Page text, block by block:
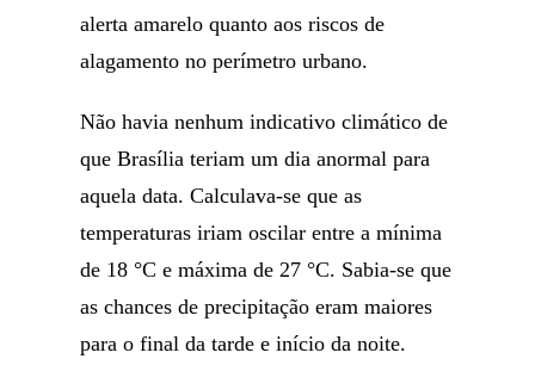
alerta amarelo quanto aos riscos de
alagamento no perímetro urbano.
Não havia nenhum indicativo climático de
que Brasília teriam um dia anormal para
aquela data. Calculava-se que as
temperaturas iriam oscilar entre a mínima
de 18 °C e máxima de 27 °C. Sabia-se que
as chances de precipitação eram maiores
para o final da tarde e início da noite.